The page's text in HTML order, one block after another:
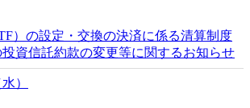
）の設定・交換の決済に係る清算制度
資信託約款の変更等に関するお知らせ
）